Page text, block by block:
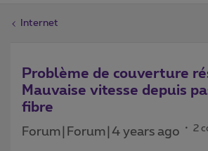
Internet
Problème de couverture
Mauvaise vitesse depuis
fibre
Forum|Forum|4 years ago 2